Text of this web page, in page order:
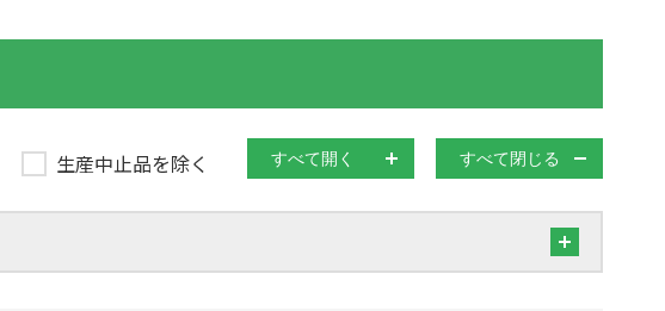
生産中止品を除く すべて開く すべて閉じる